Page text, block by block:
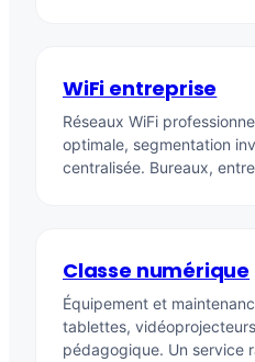
WiFi entreprise
Réseaux WiFi
optimale, segmentation
centralisée. Bureaux,
Classe numérique
Équipement et
tablettes,
pédagogique. Un service